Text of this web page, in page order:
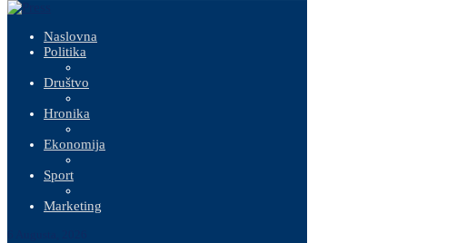
Naslovna
Politika
Društvo
Hronika
Ekonomija
Sport
Marketing